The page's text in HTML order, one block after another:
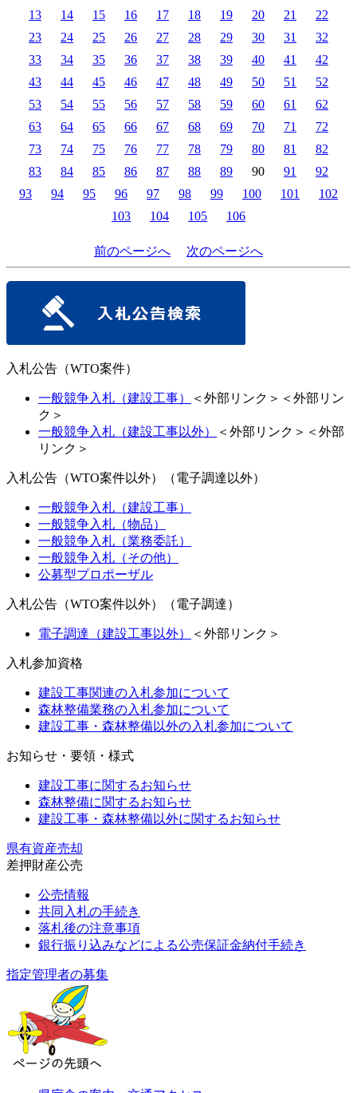
13
14 15 16 17 18 19 20 21
22
23
24 25 26 27 28 29 30 31
32
33
34 35 36 37 38 39 40 41
42
43
44 45 46 47 48 49 50 51
52
53
54 55 56 57 58 59 60 61
62
63
64 65 66 67 68 69 70 71
72
73
74 75 76 77 78 79 80 81
82
83
84 85 86 87 88 89 90 91
92
93
94 95 96 97 98 99 100 101
102
103
104 105 106
前のページへ 次のページへ
入札公告（WTO案件）
一般競争入札（建設工事） ＜外部リンク＞ ＜外部リン
ク＞
一般競争入札（建設工事以外）
＜外部リンク＞ ＜外部
リンク＞
入札公告（WTO案件以外）（電子調達以外）
一般競争入札（建設工事）
一般競争入札（物品）
一般競争入札（業務委託）
一般競争入札（その他）
公募型プロポーザル
入札公告（WTO案件以外）（電子調達）
電子調達（建設工事以外） ＜外部リンク＞
入札参加資格
建設工事関連の入札参加について
森林整備業務の入札参加について
建設工事・森林整備以外の入札参加について
お知らせ・要領・様式
建設工事に関するお知らせ
森林整備に関するお知らせ
建設工事・森林整備以外に関するお知らせ
県有資産売却
差押財産公売
公売情報
共同入札の手続き
落札後の注意事項
銀行振り込みなどによる公売保証金納付手続き
指定管理者の募集